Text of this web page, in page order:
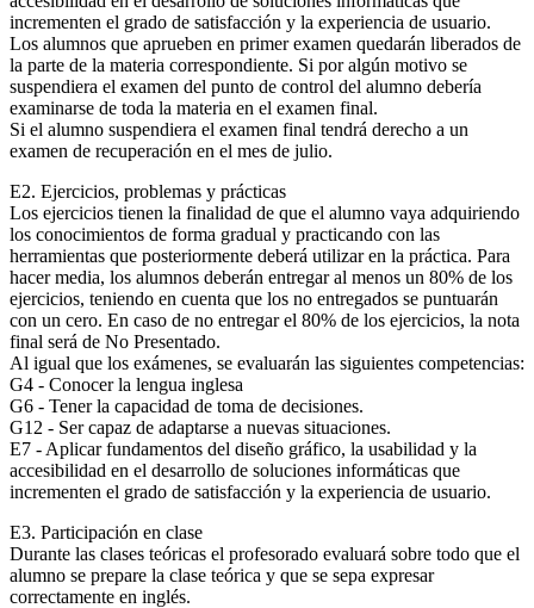
incrementen el grado de satisfacción y la experiencia de usuario.
Los alumnos que aprueben en primer examen quedarán liberados de
la parte de la materia correspondiente. Si por algún motivo se
suspendiera el examen del punto de control del alumno debería
examinarse de toda la materia en el examen final.
Si el alumno suspendiera el examen final tendrá derecho a un
examen de recuperación en el mes de julio.
E2. Ejercicios, problemas y prácticas
Los ejercicios tienen la finalidad de que el alumno vaya adquiriendo
los conocimientos de forma gradual y practicando con las
herramientas que posteriormente deberá utilizar en la práctica. Para
hacer media, los alumnos deberán entregar al menos un 80% de los
ejercicios, teniendo en cuenta que los no entregados se puntuarán
con un cero. En caso de no entregar el 80% de los ejercicios, la nota
final será de No Presentado.
Al igual que los exámenes, se evaluarán las siguientes competencias:
G4 - Conocer la lengua inglesa
G6 - Tener la capacidad de toma de decisiones.
G12 - Ser capaz de adaptarse a nuevas situaciones.
E7 - Aplicar fundamentos del diseño gráfico, la usabilidad y la
accesibilidad en el desarrollo de soluciones informáticas que
incrementen el grado de satisfacción y la experiencia de usuario.
E3. Participación en clase
Durante las clases teóricas el profesorado evaluará sobre todo que el
alumno se prepare la clase teórica y que se sepa expresar
correctamente en inglés.